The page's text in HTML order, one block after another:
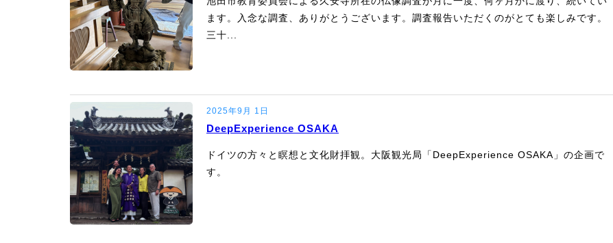
ます。入念な調査、ありがとうございます。調査報告いただくのがとても楽しみです。
三十...
2025年9月 1日
DeepExperience OSAKA
ドイツの方々と瞑想と文化財拝観。大阪観光局「DeepExperience OSAKA」の企画で
す。